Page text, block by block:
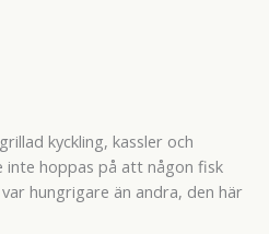
kyckling, kassler och
inte hoppas på att någon fisk
hungrigare än andra, den här